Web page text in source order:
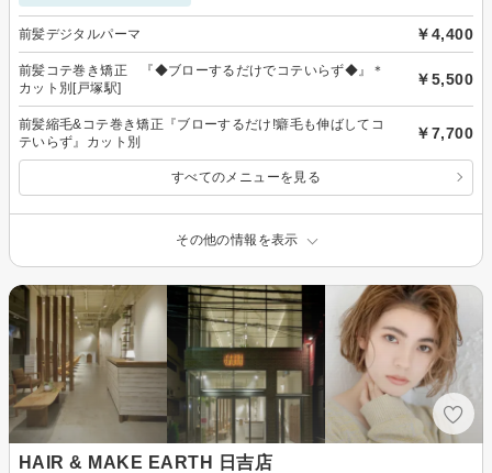
前髪デジタルパーマ ￥4,400
前髪コテ巻き矯正 『◆ブローするだけでコテいらず◆』＊
カット別[戸塚駅]
￥5,500
前髪縮毛&コテ巻き矯正『ブローするだけ!癖毛も伸ばしてコ
テいらず』カット別
￥7,700
すべてのメニューを見る
その他の情報を表示
HAIR & MAKE EARTH 日吉店